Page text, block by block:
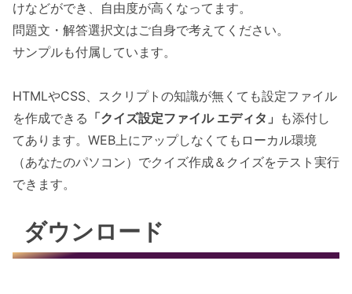
けなどができ、自由度が高くなってます。
問題文・解答選択文はご自身で考えてください。
サンプルも付属しています。
HTMLやCSS、スクリプトの知識が無くても設定ファイル
を作成できる 「クイズ設定ファイル エディタ」 も添付し
てあります。WEB上にアップしなくてもローカル環境
（あなたのパソコン）でクイズ作成＆クイズをテスト実行
できます。
ダウンロード